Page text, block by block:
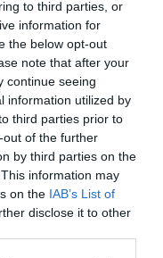
to third parties, or
information for
the below opt-out
note that after your
continue seeing
information utilized by
third parties prior to
of the further
by third parties on the
information may
on the IAB’s List of
disclose it to other